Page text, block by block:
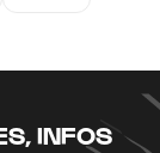
INFOS